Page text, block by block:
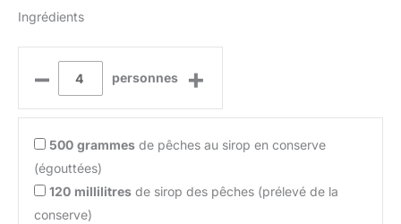
Ingrédients
– personnes +
500 grammes de pêches au sirop en conserve
(égouttées)
120 millilitres de sirop des pêches (prélevé de la
conserve)